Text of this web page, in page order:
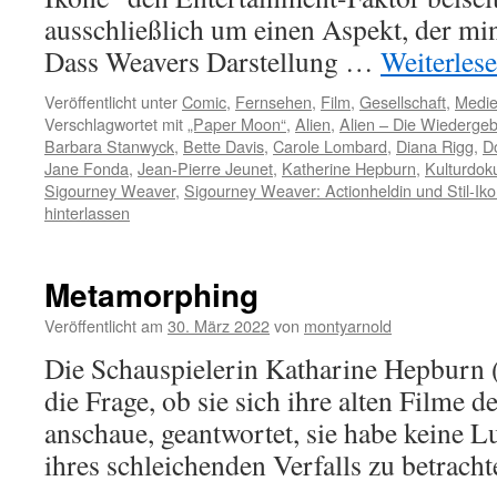
ausschließlich um einen Aspekt, der
Dass Weavers Darstellung …
Veröffentlicht unterComic, Fernsehen, Film, Gesellschaft,
Verschlagwortet mit „Paper Moon“, Alien, Alien – Die
Barbara Stanwyck, Bette Davis, Carole Lombard, Diana Rigg,
Jane Fonda, Jean-Pierre Jeunet, Katherine Hepburn,
Sigourney Weaver, Sigourney Weaver: Actionheldin und Stil-
hinterlassen
Metamorphing
Veröffentlicht am 30. März 2022von montyarnold
Die Schauspielerin Katharine
die Frage, ob sie sich ihre alten Filme
anschaue, geantwortet, sie habe keine
ihres schleichenden Verfalls zu